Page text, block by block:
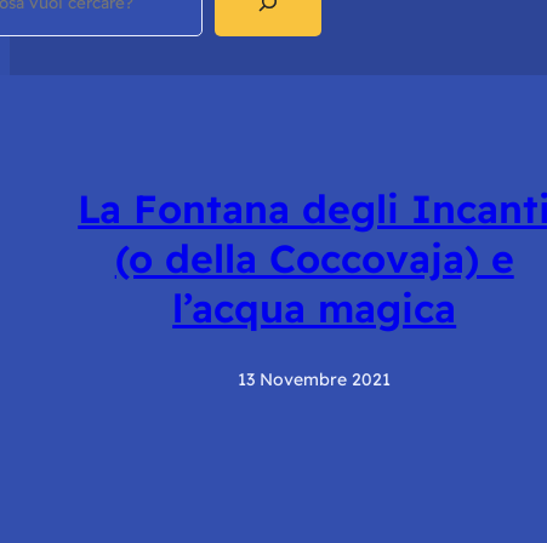
La Fontana degli Incanti
(o della Coccovaja) e
l’acqua magica
13 Novembre 2021